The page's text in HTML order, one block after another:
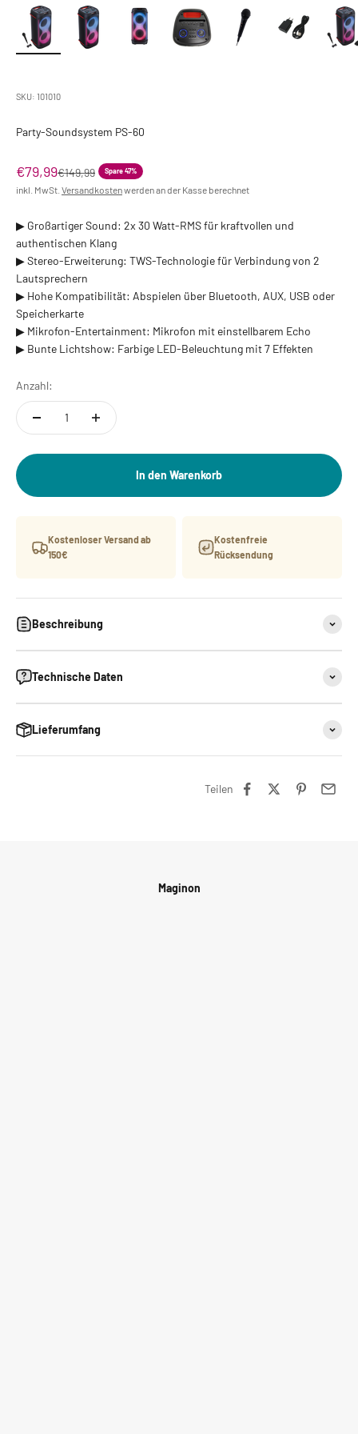
SKU: 101010
Party-Soundsystem PS-60
Angebot
€79,99Regulärer Preis
€149,99 Spare 47%
inkl. MwSt. Versandkostenwerden an der Kasse berechnet
▶︎ Großartiger Sound: 2x 30 Watt-RMS für kraftvollen und
authentischen Klang
▶︎ Stereo-Erweiterung: TWS-Technologie für Verbindung von 2
Lautsprechern
▶︎ Hohe Kompatibilität: Abspielen über Bluetooth, AUX, USB oder
Speicherkarte
▶︎ Mikrofon-Entertainment: Mikrofon mit einstellbarem Echo
▶︎ Bunte Lichtshow: Farbige LED-Beleuchtung mit 7 Effekten
Anzahl:
In den Warenkorb
Kostenloser Versand ab
150€
Kostenfreie
Rücksendung
Beschreibung
Technische Daten
Lieferumfang
Teilen
Maginon